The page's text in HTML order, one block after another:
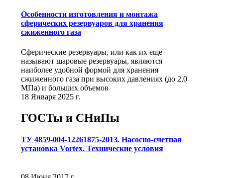
Особенности изготовления и монтажа
сферических резервуаров для хранения
сжиженного газа
Сферические резервуары, или как их еще
называют шаровые резервуары, являются
наиболее удобной формой для хранения
сжиженного газа при высоких давлениях (до 2,0
МПа) и больших объемов
18 Января 2025 г.
ГОСТы и СНиПы
ТУ 4859-004-12261875-2013. Насосно-счетная
установка Vortex. Технические условия